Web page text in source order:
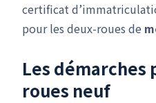
certificat
pour les deux-roues de
Les démarches
roues neuf